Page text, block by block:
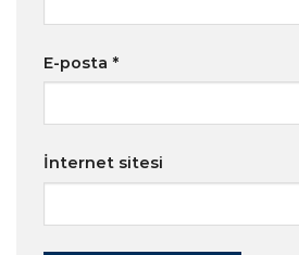
E-posta *
İnternet sitesi